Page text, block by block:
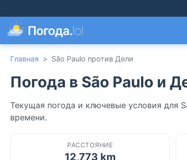
Погода.lol
Главная > São Paulo против Дели
Погода в São Paulo и
Текущая погода и ключевые условия для
времени.
РАССТОЯНИЕ
12,773 km